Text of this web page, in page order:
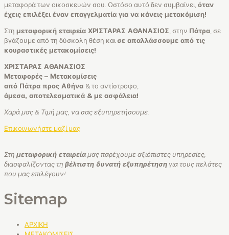
μεταφορά των οικοσκευών σου. Ωστόσο αυτό δεν συμβαίνει, όταν
έχεις επιλέξει έναν επαγγελματία για να κάνεις μετακόμιση!
Στη μεταφορική εταιρεία ΧΡΙΣΤΑΡΑΣ ΑΘΑΝΑΣΙΟΣ , στην Πάτρα , σε
βγάζουμε από τη δύσκολη θέση και σε απαλλάσσουμε από τις
κουραστικές μετακομίσεις!
ΧΡΙΣΤΑΡΑΣ ΑΘΑΝΑΣΙΟΣ
Μεταφορές – Μετακομίσεις
από Πάτρα προς Αθήνα & το αντίστροφο,
άμεσα, αποτελεσματικά & με ασφάλεια!
Χαρά μας & Τιμή μας, να σας εξυπηρετήσουμε.
Επικοινωνήστε μαζί μας
Στη μεταφορική εταιρείαμας παρέχουμε αξιόπιστες υπηρεσίες,
διασφαλίζοντας τη βέλτιστη δυνατή εξυπηρέτηση για τους πελάτες
που μας επιλέγουν!
Sitemap
ΑΡΧΙΚΗ